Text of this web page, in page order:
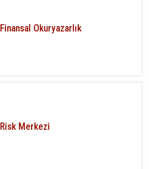
Finansal Okuryazarlık
Risk Merkezi